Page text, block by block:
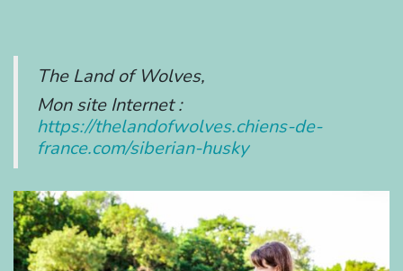
The Land of Wolves,
Mon site Internet :
https://thelandofwolves.chiens-de-
france.com/siberian-husky